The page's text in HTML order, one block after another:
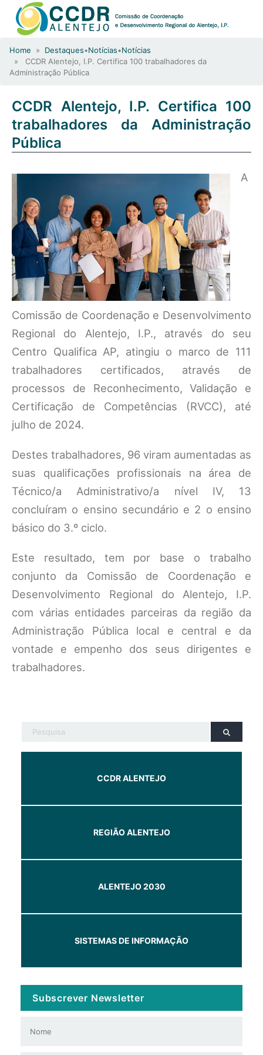
Home » Destaques•Notícias•Notícias
» CCDR Alentejo, I.P. Certifica 100 trabalhadores da
Administração Pública
CCDR Alentejo, I.P. Certifica 100
trabalhadores da Administração
Pública
A
Comissão de Coordenação e Desenvolvimento
Regional do Alentejo, I.P., através do seu
Centro Qualifica AP, atingiu o marco de 111
trabalhadores certificados, através de
processos de Reconhecimento, Validação e
Certificação de Competências (RVCC), até
julho de 2024.
Destes trabalhadores, 96 viram aumentadas as
suas qualificações profissionais na área de
Técnico/a Administrativo/a nível IV, 13
concluíram o ensino secundário e 2 o ensino
básico do 3.º ciclo.
Este resultado, tem por base o trabalho
conjunto da Comissão de Coordenação e
Desenvolvimento Regional do Alentejo, I.P.
com várias entidades parceiras da região da
Administração Pública local e central e da
vontade e empenho dos seus dirigentes e
trabalhadores.
CCDR ALENTEJO
REGIÃO ALENTEJO
ALENTEJO 2030
SISTEMAS DE INFORMAÇÃO
Subscrever Newsletter